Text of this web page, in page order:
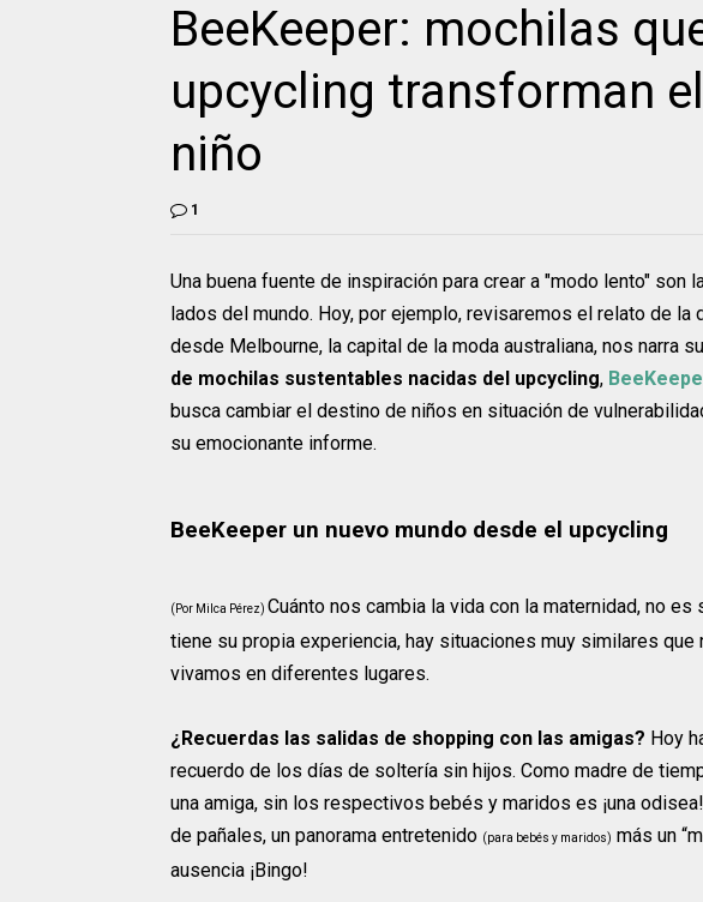
BeeKeeper: mochilas
upcycling transforman
niño
1
Una buena fuente de inspiración para crear a "modo lento"
lados del mundo. Hoy, por ejemplo, revisaremos el relato de
desde Melbourne, la capital de la moda australiana, nos narra
de mochilas sustentables nacidas del upcycling,
busca cambiar el destino de niños en situación de
su emocionante informe.
BeeKeeper un nuevo mundo desde el upcycling
(Por Milca Pérez) Cuánto nos cambia la vida con la maternidad, no
tiene su propia experiencia, hay situaciones muy similares que
vivamos en diferentes lugares.
¿Recuerdas las salidas de shopping con las amigas? Hoy
recuerdo de los días de soltería sin hijos. Como madre de
una amiga, sin los respectivos bebés y maridos es ¡una
de pañales, un panorama entretenido (para bebés y maridos) más un
ausencia ¡Bingo!